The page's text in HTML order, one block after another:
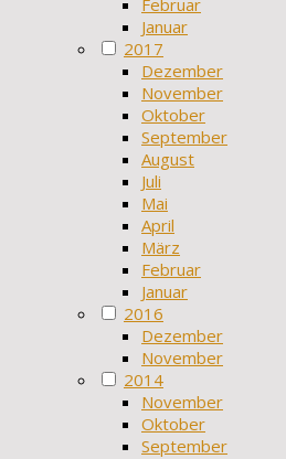
Februar
Januar
2017
Dezember
November
Oktober
September
August
Juli
Mai
April
März
Februar
Januar
2016
Dezember
November
2014
November
Oktober
September